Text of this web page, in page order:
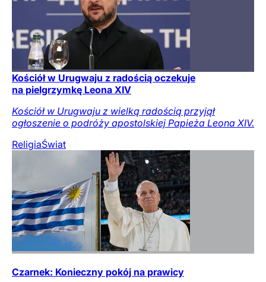
Kościół w Urugwaju z radością oczekuje
na pielgrzymkę Leona XIV
Kościół w Urugwaju z wielką radością przyjął
ogłoszenie o podróży apostolskiej Papieża Leona XIV.
ReligiaŚwiat
Czarnek: Konieczny pokój na prawicy